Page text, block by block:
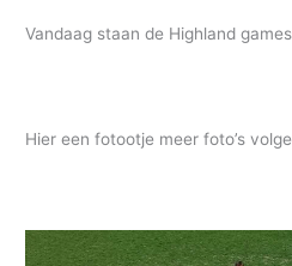
Vandaag staan de Highland
Hier een fotootje meer foto’s